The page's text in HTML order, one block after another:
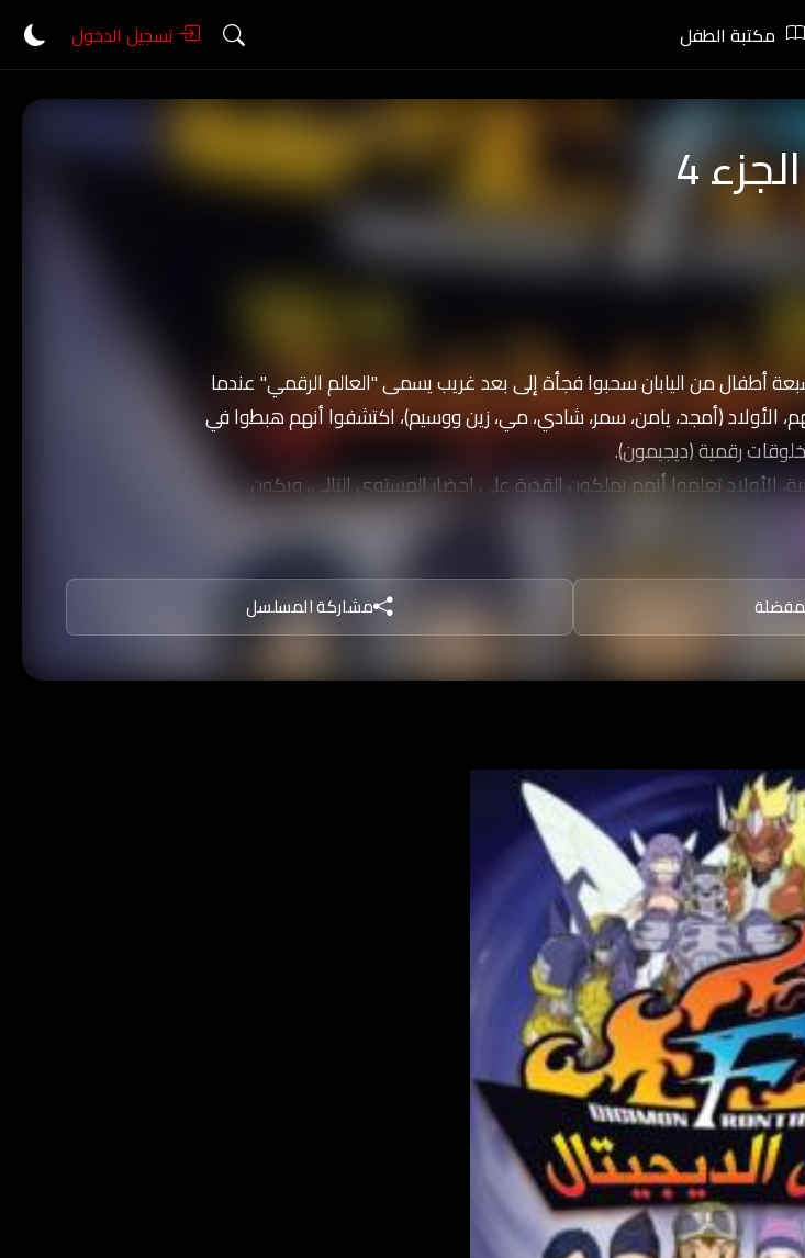
مكتبة الطفل تسجيل الدخول
4
من أغسطس/آب، 1999، سبعة أطفال من اليابان سحبوا فجأة إلى بعد غريب يسمى "العالم الرقمي" عندما
الأولاد (أمجد، يامن، سمر، شادي، مي، زين ووسيم)، اكتشفوا أنهم هبطوا في
رقمية (ديجيمون).
الأولاد تعلموا أنهم يملكون القدرة على إحضار المستوى التالي، ويكون
في وقت قصير، بعد ذلك، بدأ الأولاد في البحث عن طريق للعودة إلى
مشاركة المسلسل